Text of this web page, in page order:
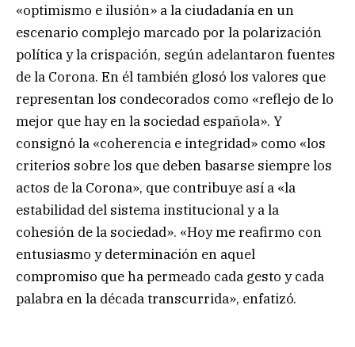
«optimismo e ilusión» a la ciudadanía en un
escenario complejo marcado por la polarización
política y la crispación, según adelantaron fuentes
de la Corona. En él también glosó los valores que
representan los condecorados como «reflejo de lo
mejor que hay en la sociedad española». Y
consignó la «coherencia e integridad» como «los
criterios sobre los que deben basarse siempre los
actos de la Corona», que contribuye así a «la
estabilidad del sistema institucional y a la
cohesión de la sociedad». «Hoy me reafirmo con
entusiasmo y determinación en aquel
compromiso que ha permeado cada gesto y cada
palabra en la década transcurrida», enfatizó.